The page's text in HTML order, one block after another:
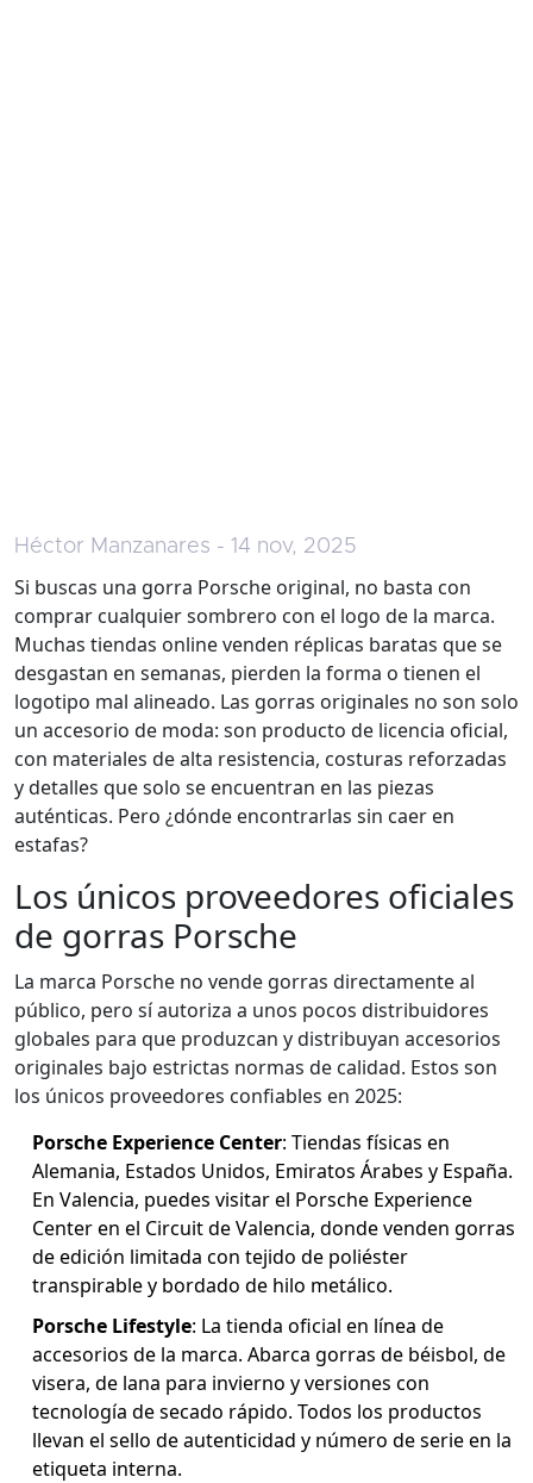
Héctor Manzanares - 14 nov, 2025
Si buscas una gorra Porsche original, no basta con
comprar cualquier sombrero con el logo de la marca.
Muchas tiendas online venden réplicas baratas que se
desgastan en semanas, pierden la forma o tienen el
logotipo mal alineado. Las gorras originales no son solo
un accesorio de moda: son producto de licencia oficial,
con materiales de alta resistencia, costuras reforzadas
y detalles que solo se encuentran en las piezas
auténticas. Pero ¿dónde encontrarlas sin caer en
estafas?
Los únicos proveedores oficiales
de gorras Porsche
La marca Porsche no vende gorras directamente al
público, pero sí autoriza a unos pocos distribuidores
globales para que produzcan y distribuyan accesorios
originales bajo estrictas normas de calidad. Estos son
los únicos proveedores confiables en 2025:
Porsche Experience Center: Tiendas físicas en
Alemania, Estados Unidos, Emiratos Árabes y España.
En Valencia, puedes visitar el Porsche Experience
Center en el Circuit de Valencia, donde venden gorras
de edición limitada con tejido de poliéster
transpirable y bordado de hilo metálico.
Porsche Lifestyle: La tienda oficial en línea de
accesorios de la marca. Abarca gorras de béisbol, de
visera, de lana para invierno y versiones con
tecnología de secado rápido. Todos los productos
llevan el sello de autenticidad y número de serie en la
etiqueta interna.